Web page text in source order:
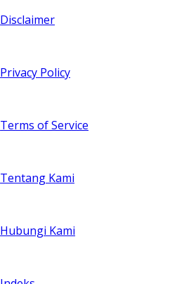
Disclaimer
Privacy Policy
Terms of Service
Tentang Kami
Hubungi Kami